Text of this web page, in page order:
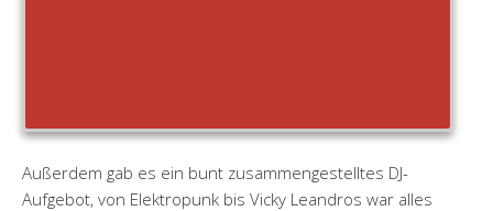
Außerdem gab es ein bunt zusammengestelltes DJ-
Aufgebot, von Elektropunk bis Vicky Leandros war alles